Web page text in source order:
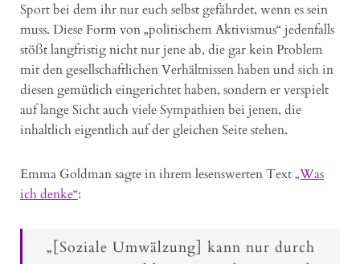
Sport bei dem ihr nur euch selbst gefährdet, wenn es sein
muss. Diese Form von „politischem Aktivismus“ jedenfalls
stößt langfristig nicht nur jene ab, die gar kein Problem
mit den gesellschaftlichen Verhältnissen haben und sich in
diesen gemütlich eingerichtet haben, sondern er verspielt
auf lange Sicht auch viele Sympathien bei jenen, die
inhaltlich eigentlich auf der gleichen Seite stehen.
Emma Goldman sagte in ihrem lesenswerten Text„Was
ich denke“:
„[Soziale Umwälzung] kann nur durch